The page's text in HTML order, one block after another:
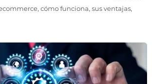
cómo funciona, sus ventajas,